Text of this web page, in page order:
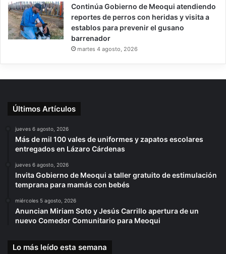
Continúa Gobierno de Meoqui atendiendo
reportes de perros con heridas y visita a
establos para prevenir el gusano
barrenador
martes 4 agosto, 2026
Últimos Artículos
jueves 6 agosto, 2026
Más de mil 100 vales de uniformes y zapatos escolares
entregados en Lázaro Cárdenas
jueves 6 agosto, 2026
Invita Gobierno de Meoqui a taller gratuito de estimulación
temprana para mamás con bebés
miércoles 5 agosto, 2026
Anuncian Miriam Soto y Jesús Carrillo apertura de un
nuevo Comedor Comunitario para Meoqui
Lo más leído esta semana